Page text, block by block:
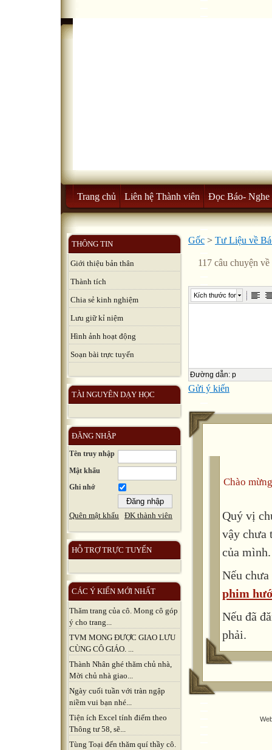
Trang chủ Liên hệ Thành viên Đọc Báo- Nghe
THÔNG TIN
Giới thiệu bản thân
Thành tích
Chia sẻ kinh nghiệm
Lưu giữ kỉ niệm
Hình ảnh hoạt động
Soạn bài trực tuyến
TÀI NGUYÊN DẠY HỌC
ĐĂNG NHẬP
Tên truy nhập
Mật khẩu
Ghi nhớ
Quên mật khẩu ĐK thành viên
HỖ TRỢ TRỰC TUYẾN
CÁC Ý KIẾN MỚI NHẤT
Thăm trang của cô. Mong cô góp
ý cho trang...
TVM MONG ĐƯỢC GIAO LƯU
CÙNG CÔ GIÁO. ...
Thành Nhân ghé thăm chủ nhà,
Mời chủ nhà giao...
Ngày cuối tuần với tràn ngập
niềm vui bạn nhé...
Tiện ích Excel tính điểm theo
Thông tư 58, sẽ...
Tùng Toại đến thăm quí thầy cô.
Gốc > Tư Liệu về
117 câu chuyện
Kích thước font
Đường dẫn: p
Gửi ý kiến
Chào
Quý vị
vậy chưa
của mình.
Nếu
phim
Nếu đã
phải.